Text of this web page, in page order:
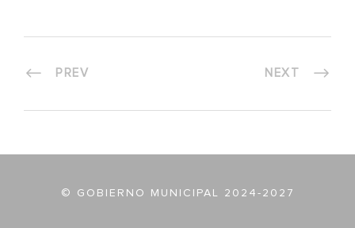
PREV NEXT
© GOBIERNO MUNICIPAL 2024-2027